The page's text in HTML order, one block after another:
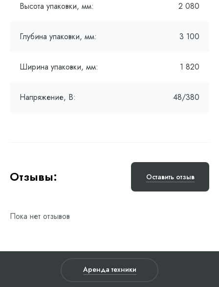
Высота упаковки, мм: 2 080
Глубина упаковки, мм: 3 100
Ширина упаковки, мм: 1 820
Напряжение, В: 48/380
Отзывы: Оставить отзыв
Пока нет отзывов
Аренда техники